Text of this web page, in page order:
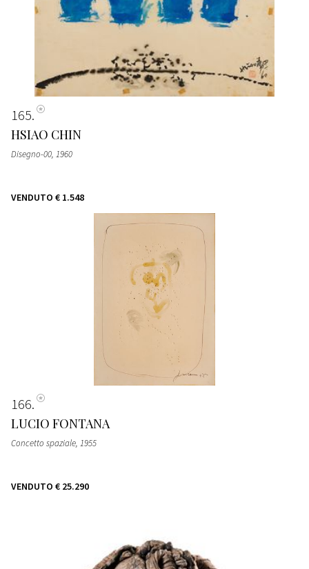
165
HSIAO CHIN
Disegno-00, 1960
VENDUTO € 1.548
166
LUCIO FONTANA
Concetto spaziale, 1955
VENDUTO € 25.290